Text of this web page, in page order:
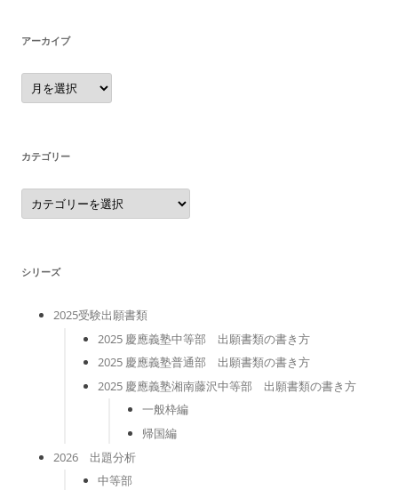
アーカイブ
ア
ー
カ
カテゴリー
カ
テ
ゴ
シリーズ
2025受験出願書類
2025 慶應義塾中等部 出願書類の書き方
2025 慶應義塾普通部 出願書類の書き方
2025 慶應義塾湘南藤沢中等部 出願書類の書き方
一般枠編
帰国編
2026 出題分析
中等部